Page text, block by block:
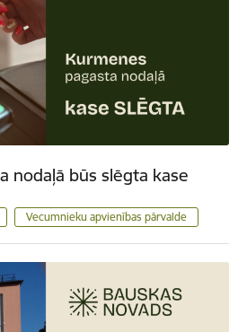
nodaļā būs slēgta kase
Vecumnieku apvienības pārvalde